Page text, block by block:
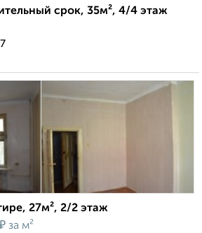
срок, 35м², 4/4 этаж
27м², 2/2 этаж
₽ за м²